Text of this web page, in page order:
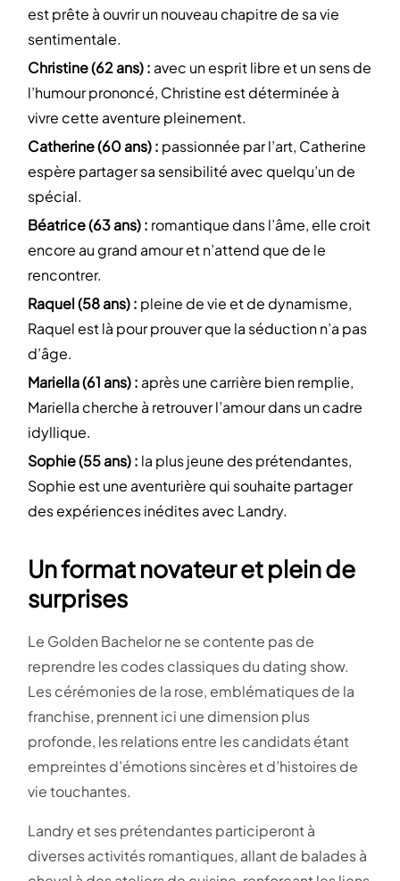
est prête à ouvrir un nouveau chapitre de sa vie
sentimentale.
Christine (62 ans) : avec un esprit libre et un sens de
l’humour prononcé, Christine est déterminée à
vivre cette aventure pleinement.
Catherine (60 ans) : passionnée par l’art, Catherine
espère partager sa sensibilité avec quelqu’un de
spécial.
Béatrice (63 ans) : romantique dans l’âme, elle croit
encore au grand amour et n’attend que de le
rencontrer.
Raquel (58 ans) : pleine de vie et de dynamisme,
Raquel est là pour prouver que la séduction n’a pas
d’âge.
Mariella (61 ans) : après une carrière bien remplie,
Mariella cherche à retrouver l’amour dans un cadre
idyllique.
Sophie (55 ans) : la plus jeune des prétendantes,
Sophie est une aventurière qui souhaite partager
des expériences inédites avec Landry.
Un format novateur et plein de
surprises
Le Golden Bachelor ne se contente pas de
reprendre les codes classiques du dating show.
Les cérémonies de la rose, emblématiques de la
franchise, prennent ici une dimension plus
profonde, les relations entre les candidats étant
empreintes d’émotions sincères et d’histoires de
vie touchantes.
Landry et ses prétendantes participeront à
diverses activités romantiques, allant de balades à